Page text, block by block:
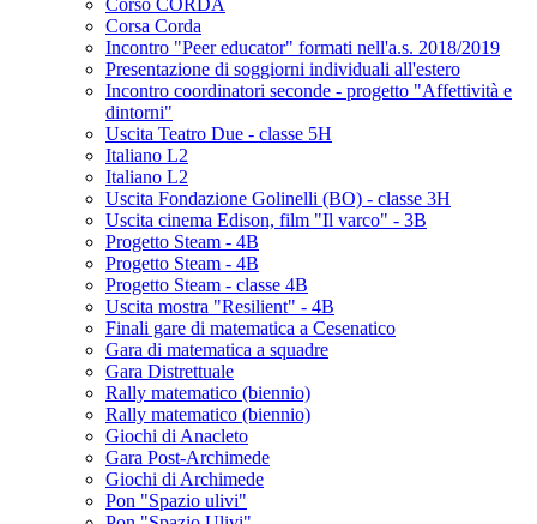
Corso CORDA
Corsa Corda
Incontro "Peer educator" formati nell'a.s. 2018/2019
Presentazione di soggiorni individuali all'estero
Incontro coordinatori seconde - progetto "Affettività e
dintorni"
Uscita Teatro Due - classe 5H
Italiano L2
Italiano L2
Uscita Fondazione Golinelli (BO) - classe 3H
Uscita cinema Edison, film "Il varco" - 3B
Progetto Steam - 4B
Progetto Steam - 4B
Progetto Steam - classe 4B
Uscita mostra "Resilient" - 4B
Finali gare di matematica a Cesenatico
Gara di matematica a squadre
Gara Distrettuale
Rally matematico (biennio)
Rally matematico (biennio)
Giochi di Anacleto
Gara Post-Archimede
Giochi di Archimede
Pon "Spazio ulivi"